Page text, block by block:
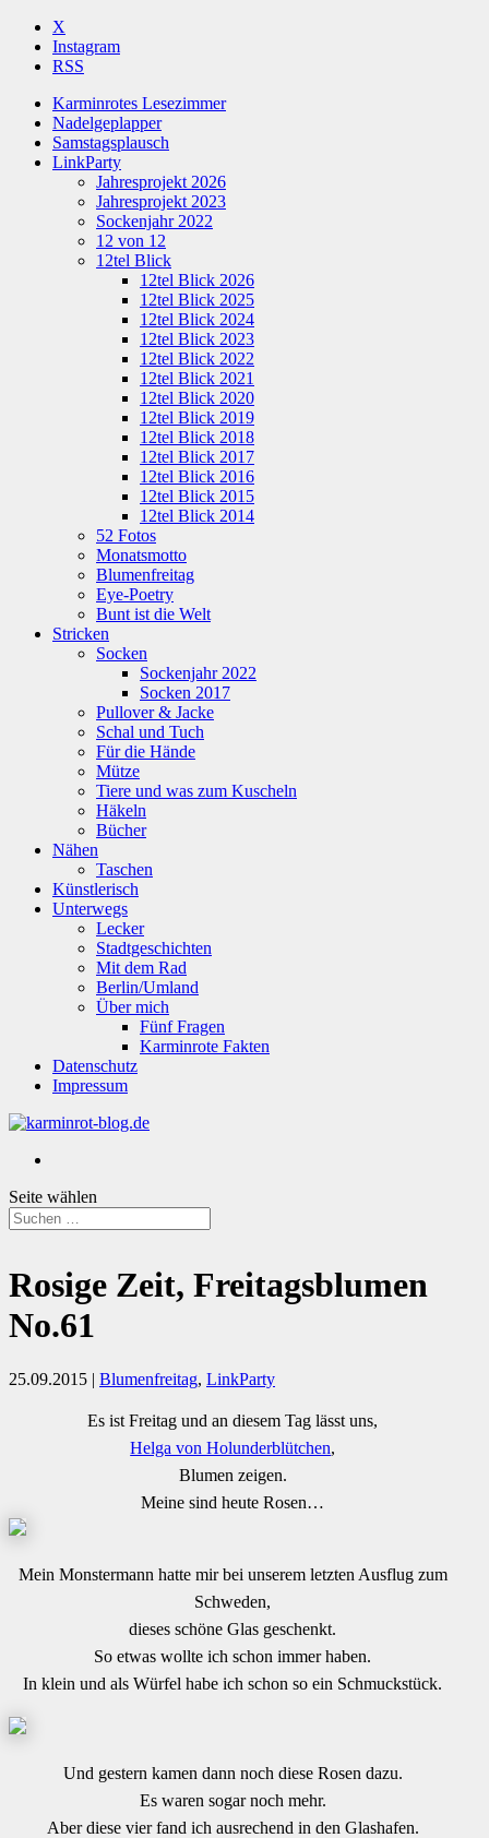
X
Instagram
RSS
Karminrotes Lesezimmer
Nadelgeplapper
Samstagsplausch
LinkParty
Jahresprojekt 2026
Jahresprojekt 2023
Sockenjahr 2022
12 von 12
12tel Blick
12tel Blick 2026
12tel Blick 2025
12tel Blick 2024
12tel Blick 2023
12tel Blick 2022
12tel Blick 2021
12tel Blick 2020
12tel Blick 2019
12tel Blick 2018
12tel Blick 2017
12tel Blick 2016
12tel Blick 2015
12tel Blick 2014
52 Fotos
Monatsmotto
Blumenfreitag
Eye-Poetry
Bunt ist die Welt
Stricken
Socken
Sockenjahr 2022
Socken 2017
Pullover & Jacke
Schal und Tuch
Für die Hände
Mütze
Tiere und was zum Kuscheln
Häkeln
Bücher
Nähen
Taschen
Künstlerisch
Unterwegs
Lecker
Stadtgeschichten
Mit dem Rad
Berlin/Umland
Über mich
Fünf Fragen
Karminrote Fakten
Datenschutz
Impressum
Seite wählen
Rosige Zeit, Freitagsblumen
No.61
25.09.2015 | Blumenfreitag, LinkParty
Es ist Freitag und an diesem Tag lässt uns,
Helga von Holunderblütchen,
Blumen zeigen.
Meine sind heute Rosen…
Mein Monstermann hatte mir bei unserem letzten Ausflug zum
Schweden,
dieses schöne Glas geschenkt.
So etwas wollte ich schon immer haben.
In klein und als Würfel habe ich schon so ein Schmuckstück.
Und gestern kamen dann noch diese Rosen dazu.
Es waren sogar noch mehr.
Aber diese vier fand ich ausrechend in den Glashafen.